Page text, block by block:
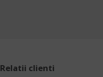
Relatii clienti